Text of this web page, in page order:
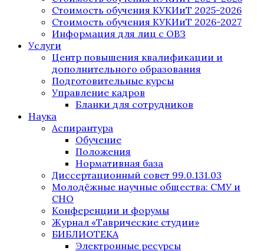
Стоимость обучения КУКИиТ 2025-2026
Стоимость обучения КУКИиТ 2026-2027
Информация для лиц с ОВЗ
Услуги
Центр повышения квалификации и
дополнительного образования
Подготовительные курсы
Управление кадров
Бланки для сотрудников
Наука
Аспирантура
Обучение
Положения
Нормативная база
Диссертационный совет 99.0.131.03
Молодёжные научные общества: СМУ и
СНО
Конференции и форумы
Журнал «Таврические студии»
БИБЛИОТЕКА
Электронные ресурсы